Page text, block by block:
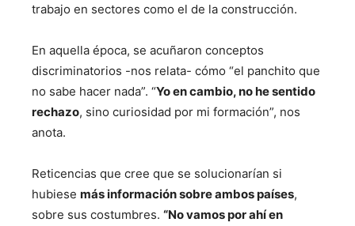
trabajo en sectores como el de la construcción.
En aquella época, se acuñaron conceptos
discriminatorios -nos relata- cómo “el panchito que
no sabe hacer nada”. “Yo en cambio, no he sentido
rechazo, sino curiosidad por mi formación”, nos
anota.
Reticencias que cree que se solucionarían si
hubiese más información sobre ambos países,
sobre sus costumbres. “No vamos por ahí en